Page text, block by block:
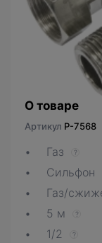
О товаре
Артикул P-7568
Газ ?
Сильфон
Газ/
5 м ?
1/2 ?